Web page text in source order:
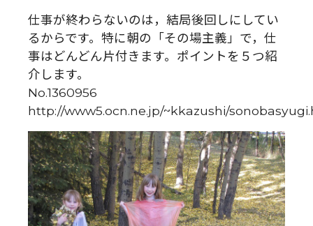
仕事が終わらないのは，結局後回しにしてい
るからです。特に朝の「その場主義」で，仕
事はどんどん片付きます。ポイントを５つ紹
介します。
No.1360956
http://www5.ocn.ne.jp/~kkazushi/